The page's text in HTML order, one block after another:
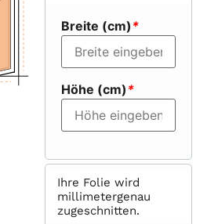
Breite (cm) *
Höhe (cm) *
Ihre Folie wird
millimetergenau
zugeschnitten.